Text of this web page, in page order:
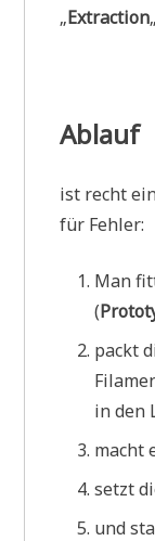
„Extraction
Ablauf
ist recht
für Fehler:
Man
(
packt
in den
macht
setzt
und